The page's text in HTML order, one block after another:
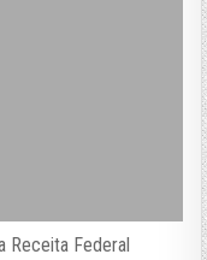
Receita Federal